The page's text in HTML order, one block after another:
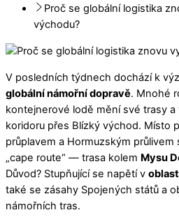
Proč se globální logistika
východu?
V posledních týdnech dochází k
globální námořní dopravě. Mnohé
kontejnerové lodě mění své trasy
koridoru přes Blízký východ. Místo
průplavem a Hormuzským
„cape route“ — trasa kolem Mysu
Důvod? Stupňující se napětí v
také se zásahy Spojených států a
námořních tras.